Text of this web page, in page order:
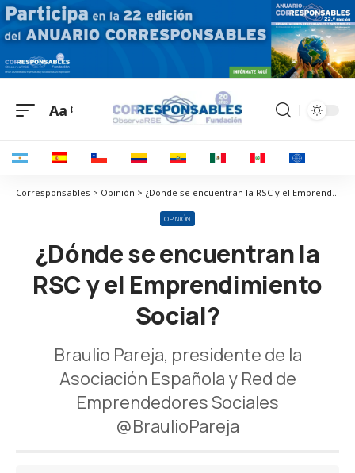
Aa
Corresponsables > Opinión > ¿Dónde se encuentran la RSC y el Emprendimiento Social?
OPINIÓN
¿Dónde se encuentran la
RSC y el Emprendimiento
Social?
Braulio Pareja, presidente de la
Asociación Española y Red de
Emprendedores Sociales
@BraulioPareja